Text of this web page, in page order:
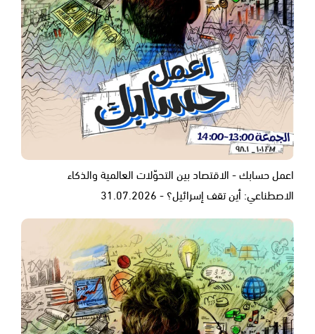
اعمل حسابك - الاقتصاد بين التحوّلات العالمية والذكاء
الاصطناعي: أين تقف إسرائيل؟ - 31.07.2026